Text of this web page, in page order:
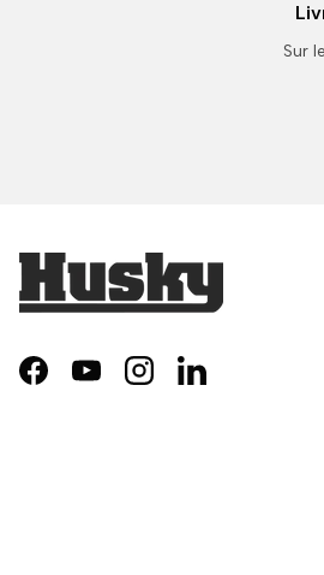
Sur
FacebookYouTubeInstagramLinkedIn